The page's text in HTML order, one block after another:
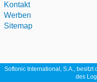
Kontakt
Werben
Sitemap
Softonic International, S.A.,
des